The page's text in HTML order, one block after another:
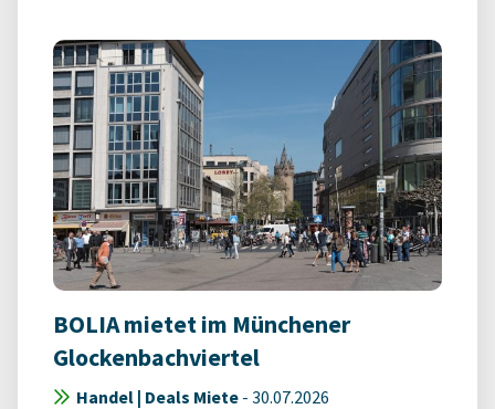
BOLIA mietet im Münchener
Glockenbachviertel
Handel | Deals Miete - 30.07.2026